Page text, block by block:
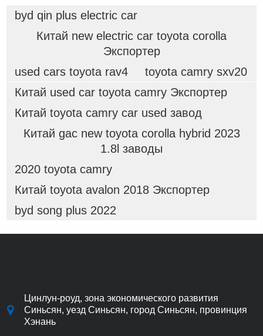
byd qin plus electric car
Китай new electric car toyota corolla
Экспортер
used cars toyota rav4
toyota camry sxv20
Китай used car toyota camry Экспортер
Китай toyota camry car used завод
Китай gac new toyota corolla hybrid 2023
1.8l заводы
2020 toyota camry
Китай toyota avalon 2018 Экспортер
byd song plus 2022
Цинлун-роуд, зона экономического развития
Синьсян, уезд Синьсян, город Синьсян, провинция
Хэнань